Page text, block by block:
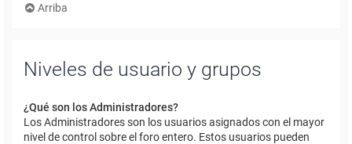
Arriba
Niveles de usuario y grupos
¿Qué son los Administradores?
Los Administradores son los usuarios asignados con el mayor
nivel de control sobre el foro entero. Estos usuarios pueden